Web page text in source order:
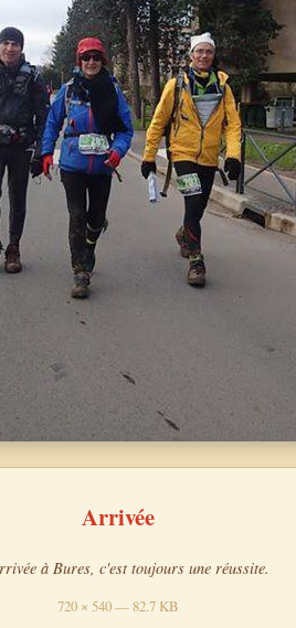
Arrivée
à Bures, c'est toujours une réussite.
720 × 540 — 82.7 KB